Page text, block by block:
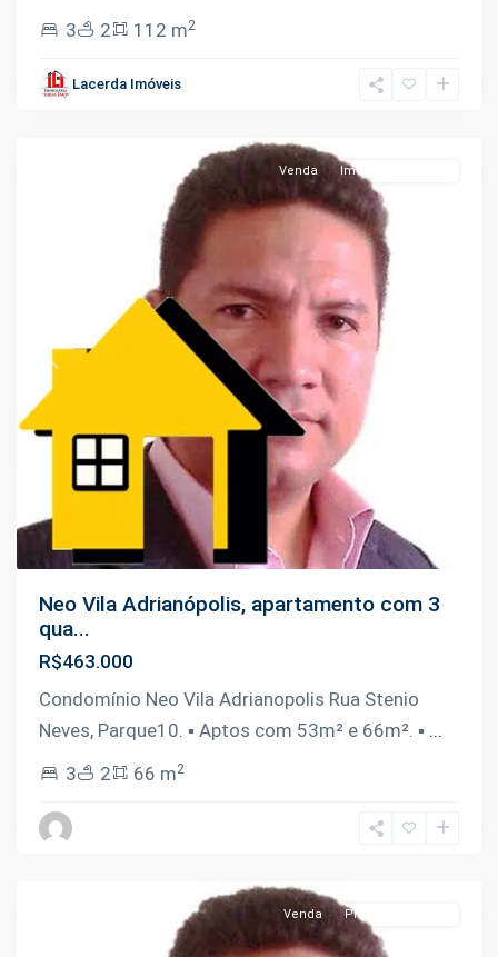
3
2 112 m2
Lacerda Imóveis
Previous
Venda Imóveis Em Obras
Neo Vila Adrianópolis, apartamento com 3
qua...
R$463.000
Condomínio Neo Vila Adrianopolis Rua Stenio
Neves, Parque10. ▪️ Aptos com 53m² e 66m². ▪️ ...
3
2 66 m2
Tarumã
Venda Pronto Pra Morar